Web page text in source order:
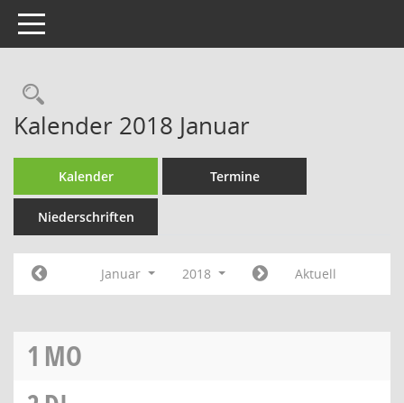
Toggle navigation
Rechercheauswahl
Kalender 2018 Januar
Kalender Termine
Niederschriften
Januar 2018 Aktuell
1 MO